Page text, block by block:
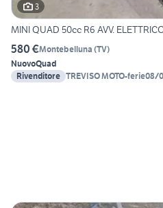
3
MINI QUAD 50cc R6 AVV.
580 €Montebelluna (TV)
NuovoQuad
Rivenditore TREVISO MOTO-